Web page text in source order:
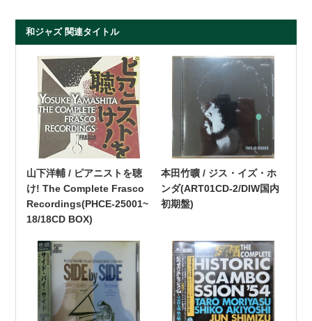
和ジャズ 関連タイトル
山下洋輔 / ピアニストを聴
け! The Complete Frasco
Recordings(PHCE-25001~
18/18CD BOX)
本田竹曠 / ジス・イズ・ホ
ンダ(ART01CD-2/DIW国内
初期盤)